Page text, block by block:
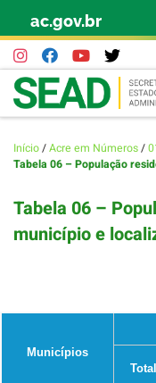
Skip to content
ac.gov.br
Início/Acre em Números/
Tabela 06 – População
Tabela 06 –
município e
Municípios
Total